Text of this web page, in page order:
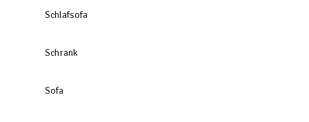
Schlafsofa
Schrank
Sofa